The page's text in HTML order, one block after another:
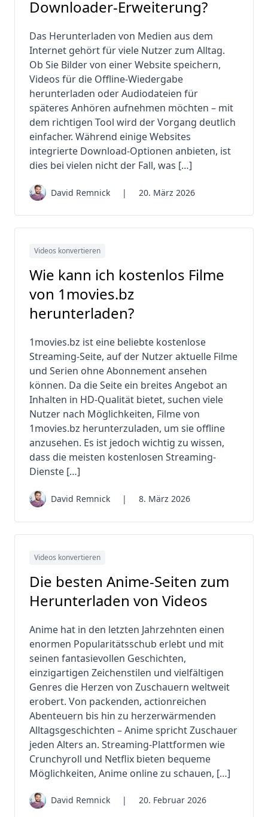
Downloader-Erweiterung?
Das Herunterladen von Medien aus dem
Internet gehört für viele Nutzer zum Alltag.
Ob Sie Bilder von einer Website speichern,
Videos für die Offline-Wiedergabe
herunterladen oder Audiodateien für
späteres Anhören aufnehmen möchten – mit
dem richtigen Tool wird der Vorgang deutlich
einfacher. Während einige Websites
integrierte Download-Optionen anbieten, ist
dies bei vielen nicht der Fall, was […]
David Remnick | 20. März 2026
Videos konvertieren
Wie kann ich kostenlos Filme
von 1movies.bz
herunterladen?
1movies.bz ist eine beliebte kostenlose
Streaming-Seite, auf der Nutzer aktuelle Filme
und Serien ohne Abonnement ansehen
können. Da die Seite ein breites Angebot an
Inhalten in HD-Qualität bietet, suchen viele
Nutzer nach Möglichkeiten, Filme von
1movies.bz herunterzuladen, um sie offline
anzusehen. Es ist jedoch wichtig zu wissen,
dass die meisten kostenlosen Streaming-
Dienste […]
David Remnick | 8. März 2026
Videos konvertieren
Die besten Anime-Seiten zum
Herunterladen von Videos
Anime hat in den letzten Jahrzehnten einen
enormen Popularitätsschub erlebt und mit
seinen fantasievollen Geschichten,
einzigartigen Zeichenstilen und vielfältigen
Genres die Herzen von Zuschauern weltweit
erobert. Von packenden, actionreichen
Abenteuern bis hin zu herzerwärmenden
Alltagsgeschichten – Anime spricht Zuschauer
jeden Alters an. Streaming-Plattformen wie
Crunchyroll und Netflix bieten bequeme
Möglichkeiten, Anime online zu schauen, […]
David Remnick | 20. Februar 2026